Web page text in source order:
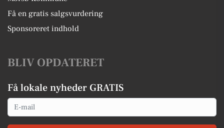
Få en gratis salgsvurdering
Sponsoreret indhold
BLIV OPDATERET
Få lokale nyheder GRATIS
Email